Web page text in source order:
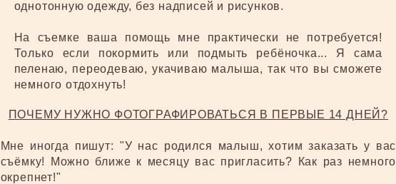
однотонную одежду, без надписей и рисунков.
На съемке ваша помощь мне практически не потребуется!
Только если покормить или подмыть ребёночка... Я сама
пеленаю, переодеваю, укачиваю малыша, так что вы сможете
немного отдохнуть!
ПОЧЕМУ НУЖНО ФОТОГРАФИРОВАТЬСЯ В ПЕРВЫЕ 14 ДНЕЙ?
Мне иногда пишут: "У нас родился малыш, хотим заказать у вас
съёмку! Можно ближе к месяцу вас пригласить? Как раз немного
окрепнет!"